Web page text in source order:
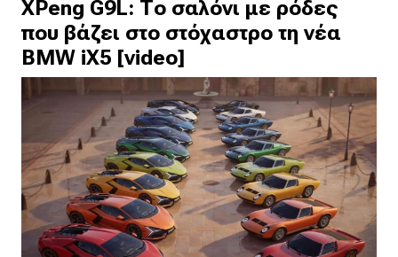
XPeng G9L: Το σαλόνι με ρόδες
που βάζει στο στόχαστρο τη νέα
BMW iX5 [video]